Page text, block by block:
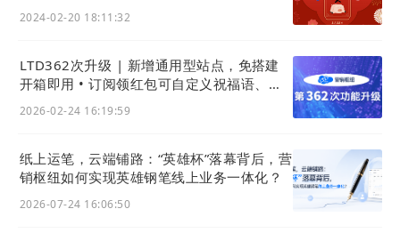
我们期待，在未来的日子里，能与浙江工业大学及各
位合作伙伴携手，将产业一线的深厚实践与学术前沿
的人才培养体系深度融合，共同为中国数字经济的蓬
勃发展，培养出一批既懂战略、又通系统、更能打赢
2024-02-20 18:11:32
LTD362次升级 | 新增通用型站点，免搭建
开箱即用 • 订阅领红包可自定义祝福语、支
2026-02-24 16:19:59
纸上运笔，云端铺路：“英雄杯”落幕背后，营
销枢纽如何实现英雄钢笔线上业务一体化？
2026-07-24 16:06:50